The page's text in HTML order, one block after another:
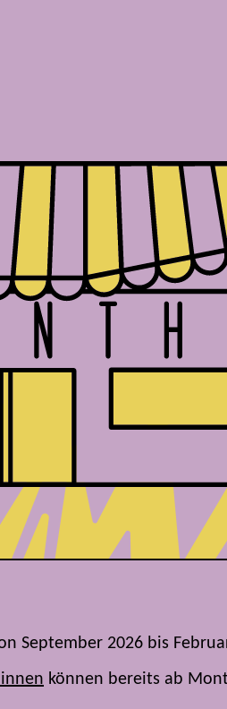
September 2026 bis
können bereits ab